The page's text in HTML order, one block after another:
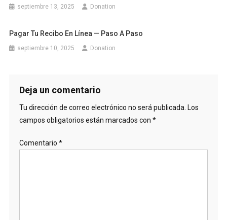
septiembre 13, 2025 Donation
Pagar Tu Recibo En Línea — Paso A Paso
septiembre 10, 2025 Donation
Deja un comentario
Tu dirección de correo electrónico no será publicada. Los
campos obligatorios están marcados con *
Comentario *